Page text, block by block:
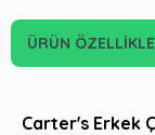
ÜRÜN
Carter's Erkek